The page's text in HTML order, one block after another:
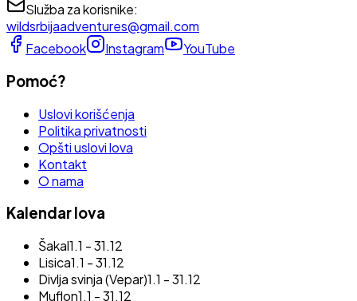
Služba za korisnike:
wildsrbijaadventures@gmail.com
Facebook
Instagram YouTube
Pomoć?
Uslovi korišćenja
Politika privatnosti
Opšti uslovi lova
Kontakt
O nama
Kalendar lova
Šakal1.1 - 31.12
Lisica1.1 - 31.12
Divlja svinja (Vepar)1.1 - 31.12
Muflon1.1 - 31.12